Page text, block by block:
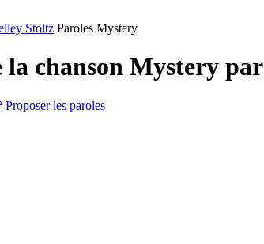
Stoltz Paroles Mystery
la chanson Mystery par
Proposer les paroles